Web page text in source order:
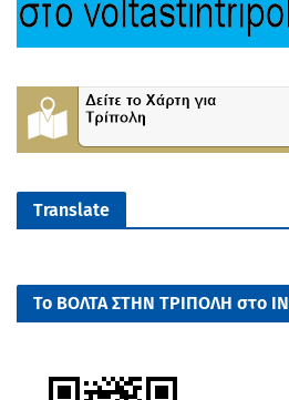
Translate
Το ΒΟΛΤΑ ΣΤΗΝ ΤΡΙΠΟΛΗ στο